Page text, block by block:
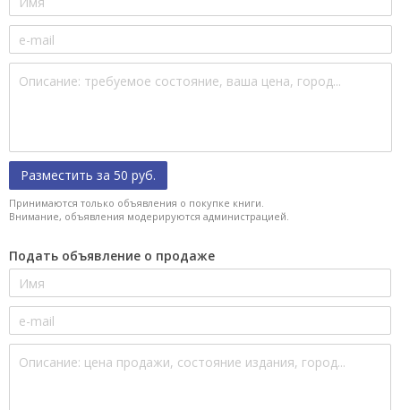
Разместить за 50 руб.
Принимаются только объявления о покупке книги.
Внимание, объявления модерируются администрацией.
Подать объявление о продаже